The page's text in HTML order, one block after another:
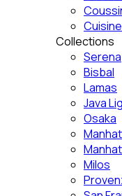
Collections
Serena
Bisbal
Lamas
Java
Osaka
Milos